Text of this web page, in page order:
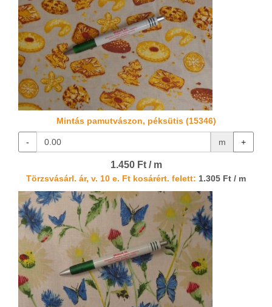
Mintás pamutvászon, péksütis (15346)
- m +
1.450 Ft / m
Törzsvásárl. ár, v. 10 e. Ft kosárért. felett: 1.305 Ft / m